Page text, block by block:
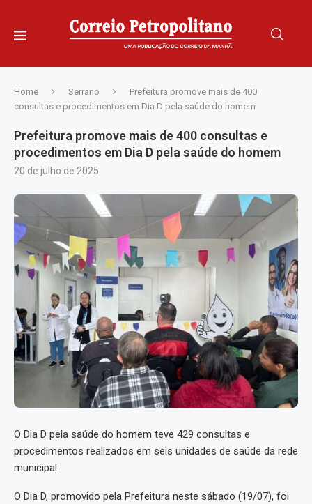
Home Serrano
Prefeitura promove mais de 400
consultas e procedimentos em Dia D pela saúde do homem
Prefeitura promove mais de 400 consultas e
procedimentos em Dia D pela saúde do homem
20 de julho de 2025
O Dia D pela saúde do homem teve 429 consultas e
procedimentos realizados em seis unidades de saúde da rede
municipal
O Dia D, promovido pela Prefeitura neste sábado (19/07), foi